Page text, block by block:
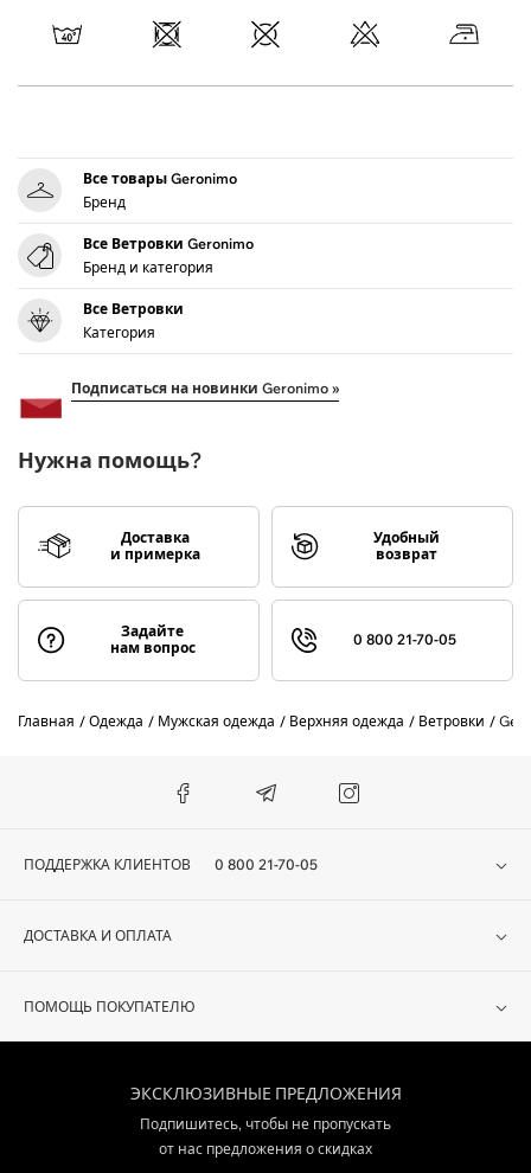
Все товары Geronimo
Бренд
Все Ветровки Geronimo
Бренд и категория
Все Ветровки
Категория
Подписаться на новинки Geronimo »
Нужна помощь?
Доставка
и примерка
Удобный
возврат
Задайте
нам вопрос
0 800 21-70-05
Главная Одежда Мужская одежда Верхняя одежда Ветровки
ПОДДЕРЖКА КЛИЕНТОВ 0 800 21-70-05
ДОСТАВКА И ОПЛАТА
ПОМОЩЬ ПОКУПАТЕЛЮ
ЭКСКЛЮЗИВНЫЕ ПРЕДЛОЖЕНИЯ
Подпишитесь, чтобы не пропускать
от нас предложения о скидках